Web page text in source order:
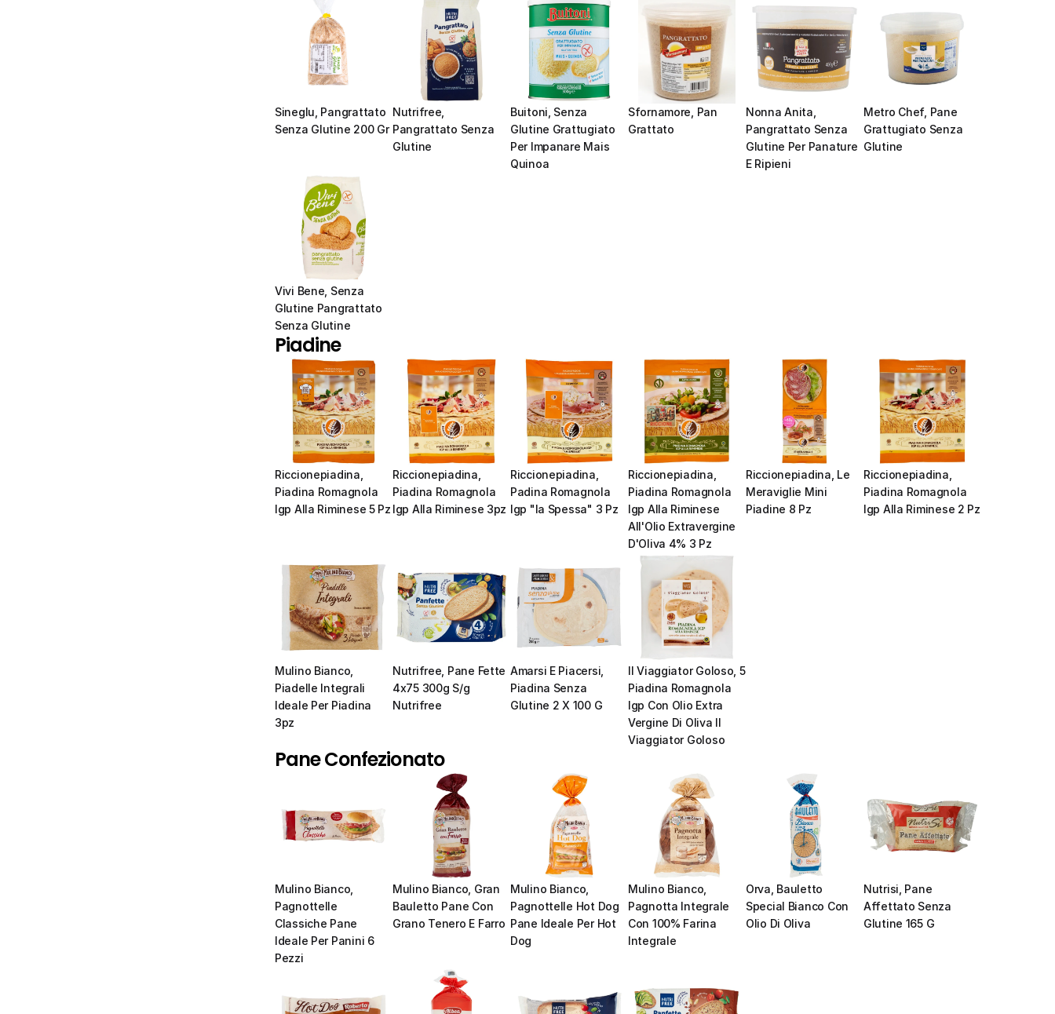
Sineglu, Pangrattato
Senza Glutine 200 Gr
Nutrifree,
Pangrattato Senza
Glutine
Buitoni, Senza
Glutine Grattugiato
Per Impanare Mais
Quinoa
Sfornamore, Pan
Grattato
Nonna Anita,
Pangrattato Senza
Glutine Per Panature
E Ripieni
Metro Chef, Pane
Grattugiato Senza
Glutine
Vivi Bene, Senza
Glutine Pangrattato
Senza Glutine
Piadine
Riccionepiadina,
Piadina Romagnola
Igp Alla Riminese 5 Pz
Riccionepiadina,
Piadina Romagnola
Igp Alla Riminese 3pz
Riccionepiadina,
Padina Romagnola
Igp "la Spessa" 3 Pz
Riccionepiadina,
Piadina Romagnola
Igp Alla Riminese
All'Olio Extravergine
D'Oliva 4% 3 Pz
Riccionepiadina, Le
Meraviglie Mini
Piadine 8 Pz
Riccionepiadina,
Piadina Romagnola
Igp Alla Riminese 2 Pz
Mulino Bianco,
Piadelle Integrali
Ideale Per Piadina
3pz
Nutrifree, Pane Fette
4x75 300g S/g
Nutrifree
Amarsi E Piacersi,
Piadina Senza
Glutine 2 X 100 G
Il Viaggiator Goloso, 5
Piadina Romagnola
Igp Con Olio Extra
Vergine Di Oliva Il
Viaggiator Goloso
Pane Confezionato
Mulino Bianco,
Pagnottelle
Classiche Pane
Ideale Per Panini 6
Pezzi
Mulino Bianco, Gran
Bauletto Pane Con
Grano Tenero E Farro
Mulino Bianco,
Pagnottelle Hot Dog
Pane Ideale Per Hot
Dog
Mulino Bianco,
Pagnotta Integrale
Con 100% Farina
Integrale
Orva, Bauletto
Special Bianco Con
Olio Di Oliva
Nutrisi, Pane
Affettato Senza
Glutine 165 G